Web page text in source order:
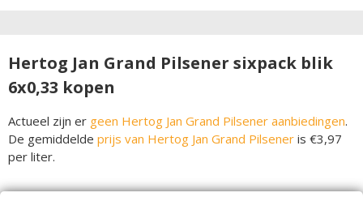
Hertog Jan Grand Pilsener sixpack blik
6x0,33 kopen
Actueel zijn er geen Hertog Jan Grand Pilsener aanbiedingen.
De gemiddelde prijs van Hertog Jan Grand Pilsener is €3,97
per liter.